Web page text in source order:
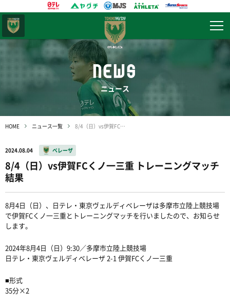
NEWS
ニュース
HOME ニュース一覧 8/4（日）vs伊賀FCくノ一三重 トレーニングマッチ結果
2024.08.04 ベレーザ
8/4（日）vs伊賀FCくノ一三重 トレーニングマッチ
結果
8月4日（日）、日テレ・東京ヴェルディベレーザは多摩市立陸上競技場
で伊賀FCくノ一三重とトレーニングマッチを行いましたので、お知らせ
します。
2024年8月4日（日）9:30／多摩市立陸上競技場
日テレ・東京ヴェルディベレーザ 2-1 伊賀FCくノ一三重
■形式
35分×2